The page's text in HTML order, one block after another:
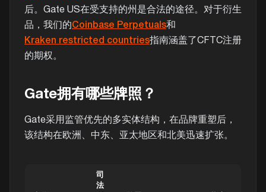
后。Gate US在受支持的州是合法的途径。对于衍生
品，我们的 Coinbase Perpetuals和
Kraken restricted countries指南涵盖了CFTC注册
的期权。
Gate拥有哪些牌照？
Gate采用监管优先的多实体结构，在品牌重塑后，
该结构在欧洲、中东、亚太地区和北美迅速扩张。
司
法